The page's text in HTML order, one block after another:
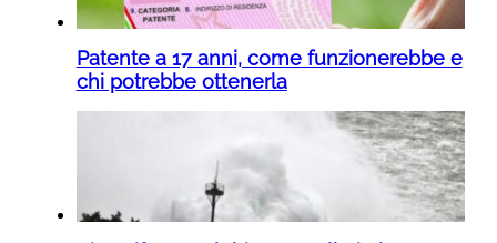
Patente a 17 anni, come funzionerebbe e
chi potrebbe ottenerla